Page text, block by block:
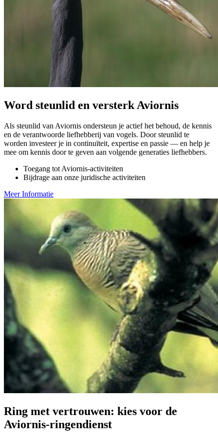
Word steunlid en versterk Aviornis
Als steunlid van Aviornis ondersteun je actief het behoud, de kennis
en de verantwoorde liefhebberij van vogels. Door steunlid te
worden investeer je in continuïteit, expertise en passie — en help je
mee om kennis door te geven aan volgende generaties liefhebbers.
Toegang tot Aviornis-activiteiten
Bijdrage aan onze juridische activiteiten
Meer Informatie
Ring met vertrouwen: kies voor de
Aviornis-ringendienst